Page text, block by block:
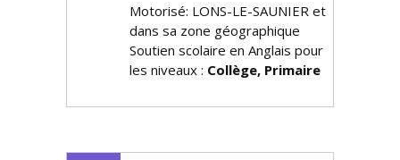
Motorisé: LONS-LE-SAUNIER et
dans sa zone géographique
Soutien scolaire en Anglais pour
les niveaux : Collège, Primaire